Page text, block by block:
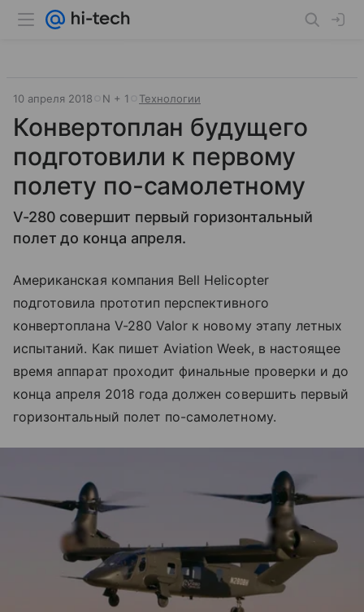
10 апреля 2018 N + 1 Технологии
Конвертоплан будущего
подготовили к первому
полету по-самолетному
V-280 совершит первый горизонтальный
полет до конца апреля.
Американская компания Bell Helicopter
подготовила прототип перспективного
конвертоплана V-280 Valor к новому этапу летных
испытаний. Как пишет Aviation Week, в настоящее
время аппарат проходит финальные проверки и до
конца апреля 2018 года должен совершить первый
горизонтальный полет по-самолетному.